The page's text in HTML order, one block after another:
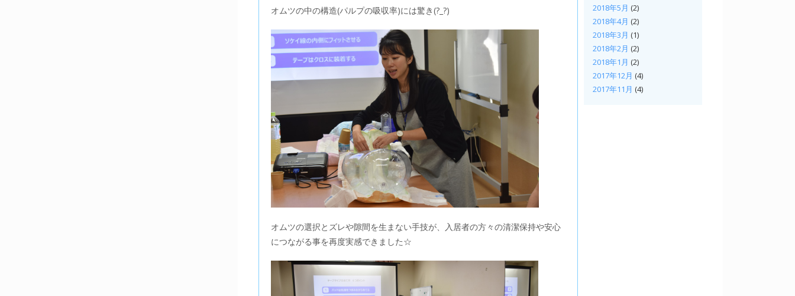
オムツの中の構造(パルプの吸収率)には驚き(?_?)
オムツの選択とズレや隙間を生まない手技が、入居者の方々の清潔保持や安心
につながる事を再度実感できました☆
2018年5月 (2)
2018年4月 (2)
2018年3月 (1)
2018年2月 (2)
2018年1月 (2)
2017年12月 (4)
2017年11月 (4)